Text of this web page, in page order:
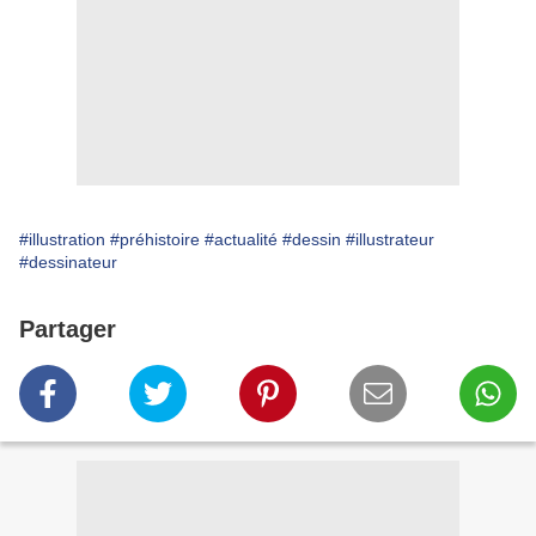
#illustration #préhistoire #actualité #dessin #illustrateur
#dessinateur
Partager